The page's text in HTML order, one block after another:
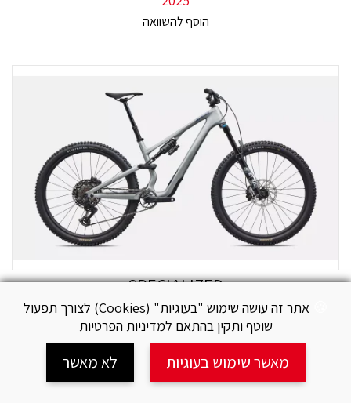
SPECIALIZED
אופני הרים שיכוך מלא STUMPJUMPER 15 EVO COMP
2026 שיתוף חיפוש צור קשר מידע
אתר זה עושה שימוש "בעוגיות" (Cookies) לצורך תפעול
שוטף ותקין בהתאם למדיניות הפרטיות
מאשר שימוש בעוגיות לא מאשר